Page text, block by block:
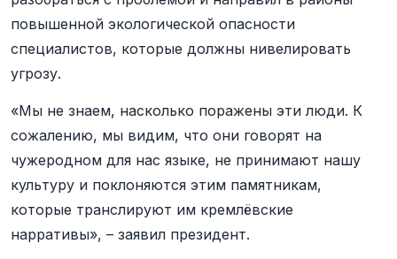
повышенной экологической опасности
специалистов, которые должны нивелировать
угрозу.
«Мы не знаем, насколько поражены эти люди. К
сожалению, мы видим, что они говорят на
чужеродном для нас языке, не принимают нашу
культуру и поклоняются этим памятникам,
которые транслируют им кремлёвские
нарративы», – заявил президент.